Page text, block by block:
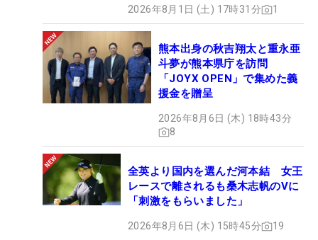
2026年8月1日 (土) 17時31分 1
熊本出身の秋吉翔太と重永亜
斗夢が熊本県庁を訪問
「JOYX OPEN」で集めた義
援金を贈呈
2026年8月6日 (木) 18時43分
8
全英より国内を選んだ河本結 女王
レースで離されるも桑木志帆のVに
「刺激をもらいました」
2026年8月6日 (木) 15時45分 19